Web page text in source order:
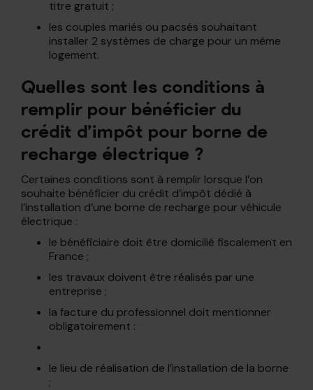
titre gratuit ;
les couples mariés ou pacsés souhaitant
installer 2 systèmes de charge pour un même
logement.
Quelles sont les conditions à
remplir pour bénéficier du
crédit d’impôt pour borne de
recharge électrique ?
Certaines conditions sont à remplir lorsque l’on
souhaite bénéficier du crédit d’impôt dédié à
l’installation d’une borne de recharge pour véhicule
électrique :
le bénéficiaire doit être domicilié fiscalement en
France ;
les travaux doivent être réalisés par une
entreprise ;
la facture du professionnel doit mentionner
obligatoirement :
le lieu de réalisation de l’installation de la borne
;